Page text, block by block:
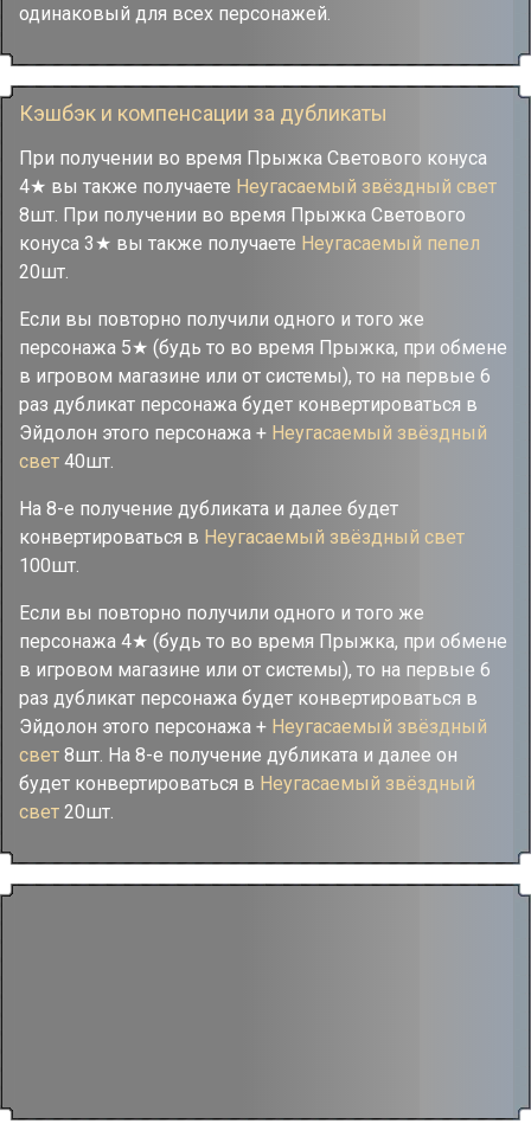
одинаковый для всех персонажей.
Кэшбэк и компенсации за дубликаты
При получении во время Прыжка Светового конуса
4★ вы также получаете Неугасаемый звёздный свет
8шт. При получении во время Прыжка Светового
конуса 3★ вы также получаете Неугасаемый пепел
20шт.
Если вы повторно получили одного и того же
персонажа 5★ (будь то во время Прыжка, при обмене
в игровом магазине или от системы), то на первые 6
раз дубликат персонажа будет конвертироваться в
Эйдолон этого персонажа + Неугасаемый звёздный
свет 40шт.
На 8-е получение дубликата и далее будет
конвертироваться в Неугасаемый звёздный свет
100шт.
Если вы повторно получили одного и того же
персонажа 4★ (будь то во время Прыжка, при обмене
в игровом магазине или от системы), то на первые 6
раз дубликат персонажа будет конвертироваться в
Эйдолон этого персонажа + Неугасаемый звёздный
свет 8шт. На 8-е получение дубликата и далее он
будет конвертироваться в Неугасаемый звёздный
свет 20шт.